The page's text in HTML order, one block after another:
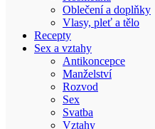
Oblečení a doplňky
Vlasy, pleť a tělo
Recepty
Sex a vztahy
Antikoncepce
Manželství
Rozvod
Sex
Svatba
Vztahy